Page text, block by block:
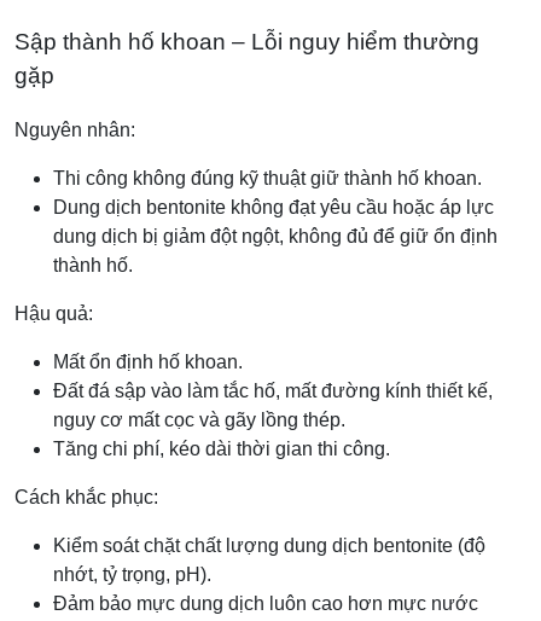
Sập thành hố khoan – Lỗi nguy hiểm thường
gặp
Nguyên nhân:
Thi công không đúng kỹ thuật giữ thành hố khoan.
Dung dịch bentonite không đạt yêu cầu hoặc áp lực
dung dịch bị giảm đột ngột, không đủ để giữ ổn định
thành hố.
Hậu quả:
Mất ổn định hố khoan.
Đất đá sập vào làm tắc hố, mất đường kính thiết kế,
nguy cơ mất cọc và gãy lồng thép.
Tăng chi phí, kéo dài thời gian thi công.
Cách khắc phục:
Kiểm soát chặt chất lượng dung dịch bentonite (độ
nhớt, tỷ trọng, pH).
Đảm bảo mực dung dịch luôn cao hơn mực nước